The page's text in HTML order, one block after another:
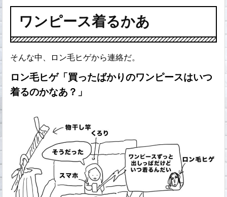
ワンピース着るかあ
そんな中、ロン毛ヒゲから連絡だ。
ロン毛ヒゲ「買ったばかりのワンピースはいつ
着るのかなあ？」